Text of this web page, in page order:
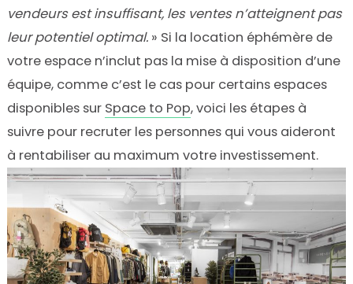
vendeurs est insuffisant, les ventes n’atteignent pas
leur potentiel optimal.» Si la location éphémère de
votre espace n’inclut pas la mise à disposition d’une
équipe, comme c’est le cas pour certains espaces
disponibles sur Space to Pop, voici les étapes à
suivre pour recruter les personnes qui vous aideront
à rentabiliser au maximum votre investissement.